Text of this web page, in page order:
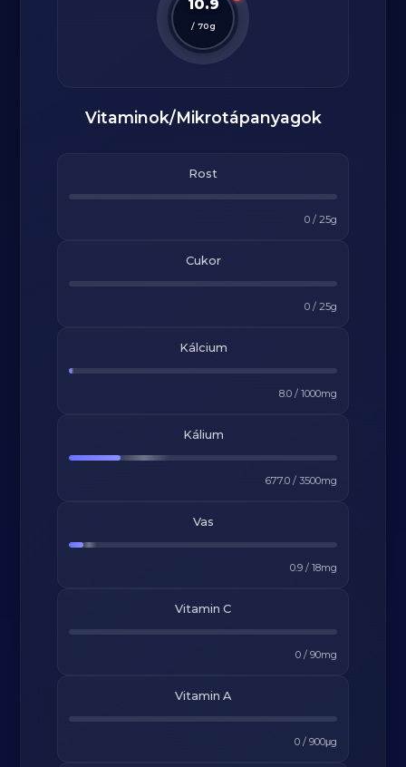
10.9
/ 70g
Vitaminok/Mikrotápanyagok
Rost
0/ 25g
Cukor
0/ 25g
Kálcium
8.0/ 1000mg
Kálium
677.0/ 3500mg
Vas
0.9/ 18mg
Vitamin C
0/ 90mg
Vitamin A
0/ 900μg